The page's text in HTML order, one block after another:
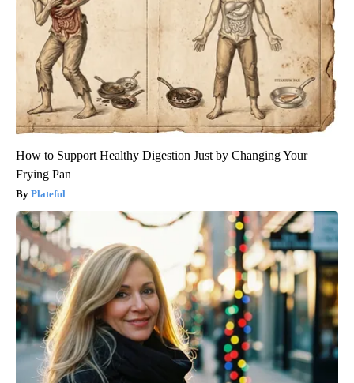
How to Support Healthy Digestion Just by Changing Your
Frying Pan
Plateful